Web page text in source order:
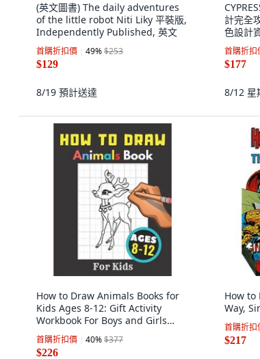
(英文圖書) The daily adventures
of the little robot Niti Liky 平裝版,
Independently Published, 英文
首購折扣價 49%$253
$129
8/19 預計送達
計完全
色設計
共著/
首購折扣
$177
8/12 星
How to Draw Animals Books for
Kids Ages 8-12: Gift Activity
Workbook For Boys and Girls
Toddlers a... 平裝版,
Independently Published, 英文
首購折扣價 40%$377
$226
How to
Way,
首購折扣
$217